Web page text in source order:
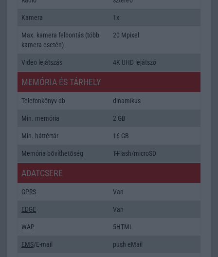
Kamera 1x
Max. kamera felbontás (több
kamera esetén)
20 Mpixel
Video lejátszás 4K UHD lejátszó
MEMÓRIA ÉS TÁRHELY
Telefonkönyv db dinamikus
Min. memória 2 GB
Min. háttértár 16 GB
Memória bővíthetőség T-Flash/microSD
ADATCSERE
GPRS Van
EDGE Van
WAP 5HTML
EMS/E-mail push eMail